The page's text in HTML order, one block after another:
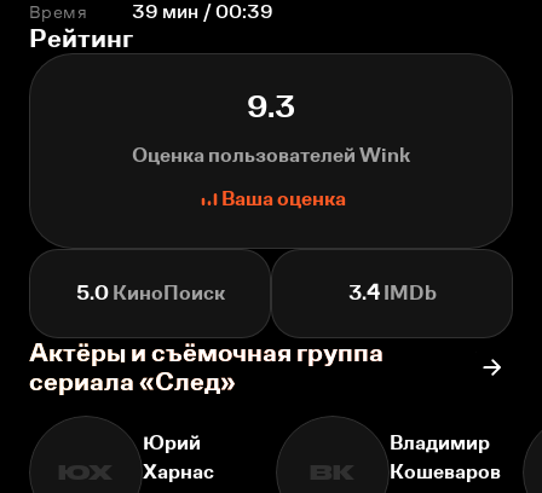
Время 39 мин / 00:39
Рейтинг
9.3
Оценка пользователей Wink
Ваша оценка
5.0КиноПоиск 3.4IMDb
Актёры и съёмочная группа
сериала «След»
ЮХ
Юрий
Харнас
ВК
Владимир
Кошеваров